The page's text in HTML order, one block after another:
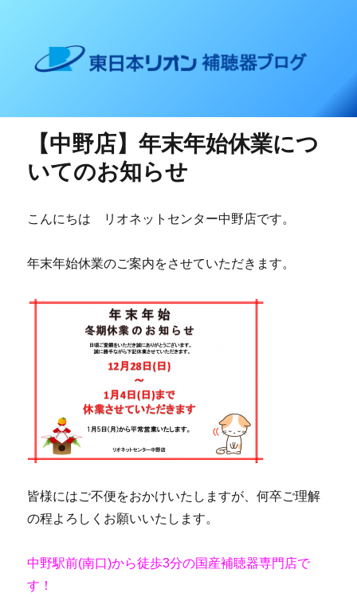
東日本リオン 補聴器ブログ
【中野店】年末年始休業につ
いてのお知らせ
こんにちは リオネットセンター中野店です。
年末年始休業のご案内をさせていただきます。
皆様にはご不便をおかけいたしますが、何卒ご理解
の程よろしくお願いいたします。
中野駅前(南口)から徒歩3分の国産補聴器専門店で
す！